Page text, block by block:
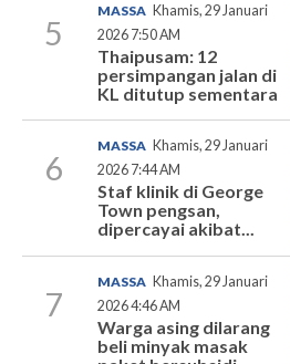
5
MASSA Khamis, 29 Januari
2026 7:50 AM
Thaipusam: 12
persimpangan jalan di
KL ditutup sementara
6
MASSA Khamis, 29 Januari
2026 7:44 AM
Staf klinik di George
Town pengsan,
dipercayai akibat...
7
MASSA Khamis, 29 Januari
2026 4:46 AM
Warga asing dilarang
beli minyak masak